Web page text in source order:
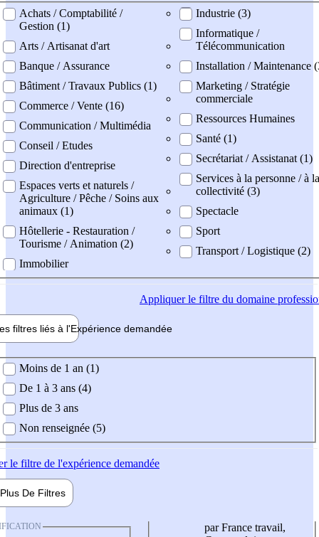
professionel
Achats / Comptabilité /
Gestion (1)
Arts / Artisanat d'art
Banque / Assurance
Bâtiment / Travaux Publics (1)
Commerce / Vente (16)
Communication / Multimédia
Conseil / Etudes
Direction d'entreprise
Espaces verts et naturels /
Agriculture / Pêche / Soins aux
animaux (1)
Hôtellerie - Restauration /
Tourisme / Animation (2)
Immobilier
Industrie (3)
Informatique /
Télécommunication
Installation / Maintenance
Marketing / Stratégie
commerciale
Ressources Humaines
Santé (1)
Secrétariat / Assistanat (1)
Services à la personne / à la
collectivité (3)
Spectacle
Sport
Transport / Logistique (2)
Appliquerle filtre du domaine
filtres liés à l'Expérience demandée
demandée
Moins de 1 an (1)
De 1 à 3 ans (4)
Plus de 3 ans
Non renseignée (5)
le filtre de l'expérience demandée
Plus De Filtres
par France travail,